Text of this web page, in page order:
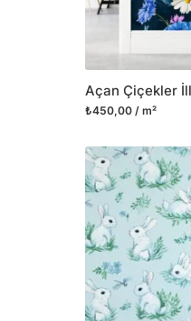
₺450,00 / m²